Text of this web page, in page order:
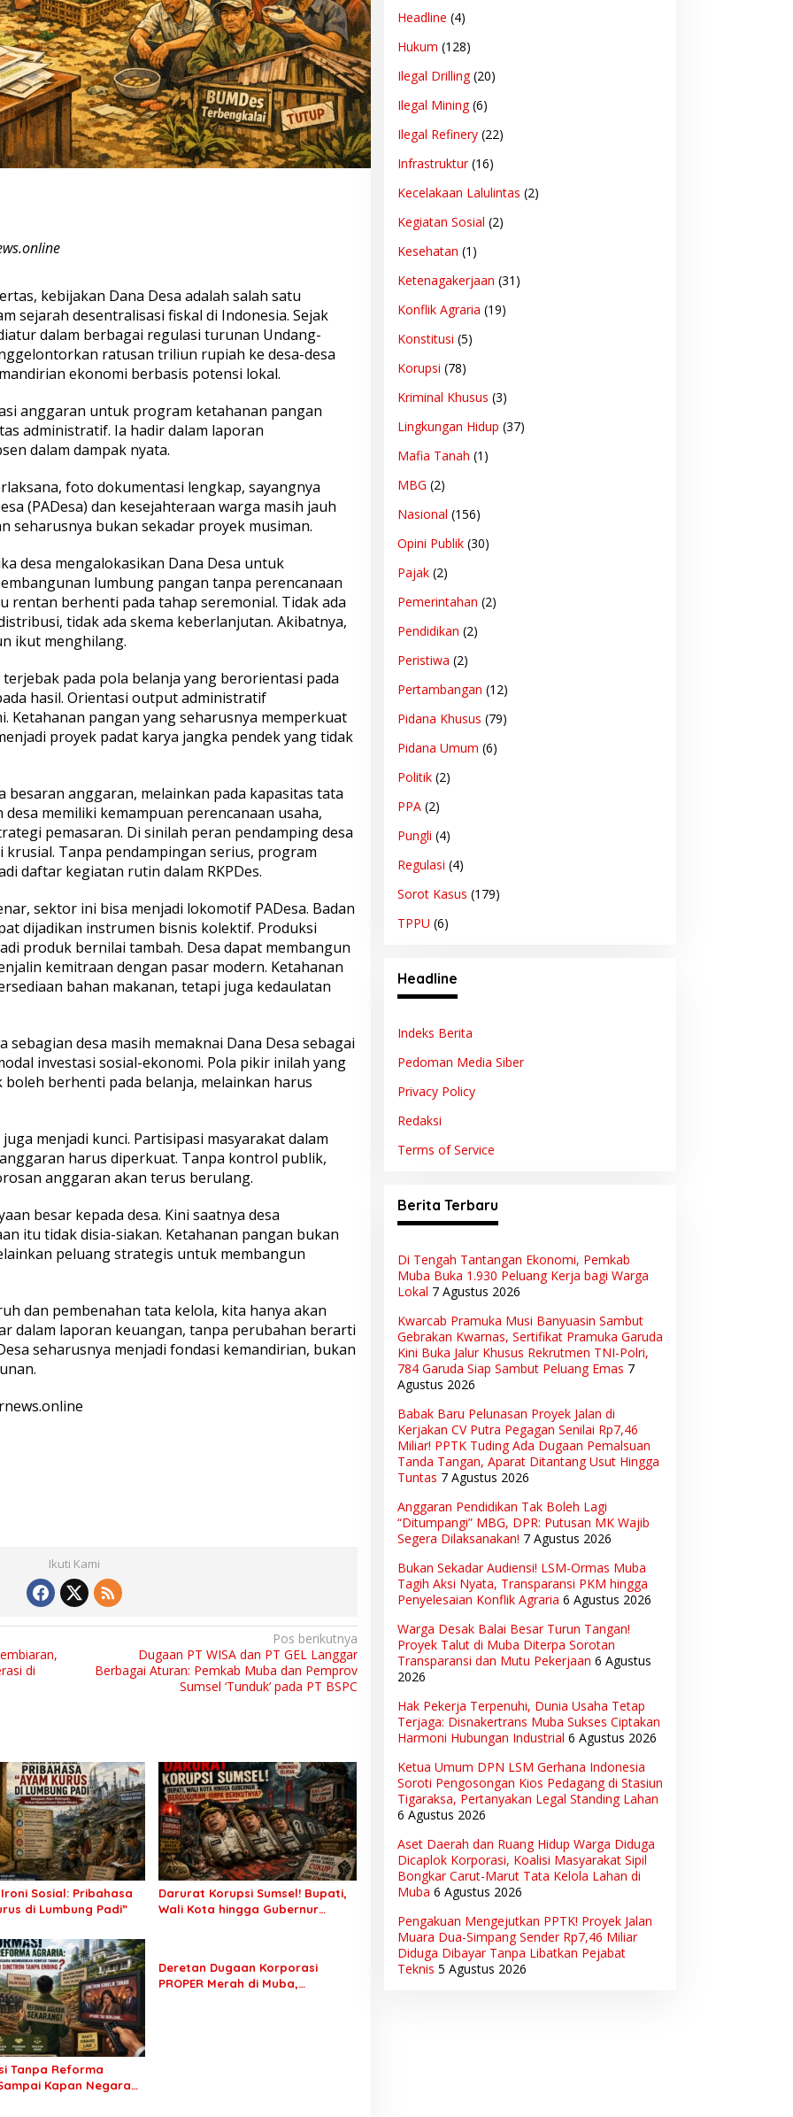
kebijakan Dana Desa adalah salah satu
sejarah desentralisasi fiskal di Indonesia. Sejak
dalam berbagai regulasi turunan Undang-
ratusan triliun rupiah ke desa-desa
ekonomi berbasis potensi lokal.
anggaran untuk program ketahanan pangan
administratif. Ia hadir dalam laporan
dalam dampak nyata.
foto dokumentasi lengkap, sayangnya
(PADesa) dan kesejahteraan warga masih jauh
seharusnya bukan sekadar proyek musiman.
desa mengalokasikan Dana Desa untuk
lumbung pangan tanpa perencanaan
rentan berhenti pada tahap seremonial. Tidak ada
tidak ada skema keberlanjutan. Akibatnya,
ikut menghilang.
pada pola belanja yang berorientasi pada
hasil. Orientasi output administratif
Ketahanan pangan yang seharusnya memperkuat
proyek padat karya jangka pendek yang tidak
besaran anggaran, melainkan pada kapasitas tata
memiliki kemampuan perencanaan usaha,
pemasaran. Di sinilah peran pendamping desa
Tanpa pendampingan serius, program
daftar kegiatan rutin dalam RKPDes.
sektor ini bisa menjadi lokomotif PADesa. Badan
dijadikan instrumen bisnis kolektif. Produksi
produk bernilai tambah. Desa dapat membangun
kemitraan dengan pasar modern. Ketahanan
bahan makanan, tetapi juga kedaulatan
desa masih memaknai Dana Desa sebagai
investasi sosial-ekonomi. Pola pikir inilah yang
berhenti pada belanja, melainkan harus
menjadi kunci. Partisipasi masyarakat dalam
harus diperkuat. Tanpa kontrol publik,
anggaran akan terus berulang.
besar kepada desa. Kini saatnya desa
itu tidak disia-siakan. Ketahanan pangan bukan
peluang strategis untuk membangun
dan pembenahan tata kelola, kita hanya akan
dalam laporan keuangan, tanpa perubahan berarti
seharusnya menjadi fondasi kemandirian, bukan
Ikuti Kami
di
Pos berikutnya
Dugaan PT WISA dan PT GEL Langgar
Berbagai Aturan: Pemkab Muba dan Pemprov
Sumsel ‘Tunduk’ pada PT BSPC
Sosial: Pribahasa
di Lumbung Padi”
Darurat Korupsi Sumsel! Bupati,
Wali Kota hingga Gubernur
Tanpa Reforma
Kapan Negara
Deretan Dugaan Korporasi
PROPER Merah di Muba,
Headline (4)
Hukum (128)
Ilegal Drilling(20)
Ilegal Mining(6)
Ilegal Refinery(22)
Infrastruktur(16)
Kecelakaan Lalulintas (2)
Kegiatan Sosial (2)
Kesehatan (1)
Ketenagakerjaan (31)
Konflik Agraria (19)
Konstitusi (5)
Korupsi (78)
Kriminal Khusus (3)
Lingkungan Hidup (37)
Mafia Tanah (1)
MBG (2)
Nasional (156)
Opini Publik(30)
Pajak(2)
Pemerintahan (2)
Pendidikan (2)
Peristiwa (2)
Pertambangan (12)
Pidana Khusus (79)
Pidana Umum (6)
Politik(2)
PPA(2)
Pungli (4)
Regulasi (4)
Sorot Kasus (179)
TPPU (6)
Headline
Indeks Berita
Pedoman Media Siber
Privacy Policy
Redaksi
Terms of Service
Berita Terbaru
Di Tengah Tantangan Ekonomi, Pemkab
Muba Buka 1.930 Peluang Kerja bagi Warga
Lokal 7 Agustus 2026
Kwarcab Pramuka Musi Banyuasin Sambut
Gebrakan Kwarnas, Sertifikat Pramuka Garuda
Kini Buka Jalur Khusus Rekrutmen TNI-Polri,
784 Garuda Siap Sambut Peluang Emas 7
Agustus 2026
Babak Baru Pelunasan Proyek Jalan di
Kerjakan CV Putra Pegagan Senilai Rp7,46
Miliar! PPTK Tuding Ada Dugaan Pemalsuan
Tanda Tangan, Aparat Ditantang Usut Hingga
Tuntas 7 Agustus 2026
Anggaran Pendidikan Tak Boleh Lagi
“Ditumpangi” MBG, DPR: Putusan MK Wajib
Segera Dilaksanakan! 7 Agustus 2026
Bukan Sekadar Audiensi! LSM-Ormas Muba
Tagih Aksi Nyata, Transparansi PKM hingga
Penyelesaian Konflik Agraria 6 Agustus 2026
Warga Desak Balai Besar Turun Tangan!
Proyek Talut di Muba Diterpa Sorotan
Transparansi dan Mutu Pekerjaan 6 Agustus
2026
Hak Pekerja Terpenuhi, Dunia Usaha Tetap
Terjaga: Disnakertrans Muba Sukses Ciptakan
Harmoni Hubungan Industrial 6 Agustus 2026
Ketua Umum DPN LSM Gerhana Indonesia
Soroti Pengosongan Kios Pedagang di Stasiun
Tigaraksa, Pertanyakan Legal Standing Lahan
6 Agustus 2026
Aset Daerah dan Ruang Hidup Warga Diduga
Dicaplok Korporasi, Koalisi Masyarakat Sipil
Bongkar Carut-Marut Tata Kelola Lahan di
Muba 6 Agustus 2026
Pengakuan Mengejutkan PPTK! Proyek Jalan
Muara Dua-Simpang Sender Rp7,46 Miliar
Diduga Dibayar Tanpa Libatkan Pejabat
Teknis 5 Agustus 2026